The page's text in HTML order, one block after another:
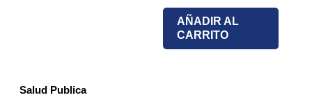
AÑADIR AL
CARRITO
Salud Publica